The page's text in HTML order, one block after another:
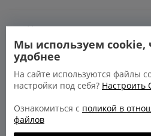
Уполномоченные по
облисполкомов,
https://www.mart.gov.by/
БРЕСТСКАЯ ОБЛАСТЬ тел.
Мы используем cookie,
удобнее
На сайте используются файлы
настройки под себя? Настроить
Ознакомиться с поликой в
файлов